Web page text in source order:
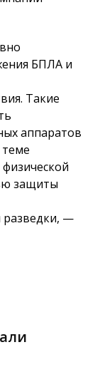
БПЛА и
Такие
аппаратов
защиты
разведки, —